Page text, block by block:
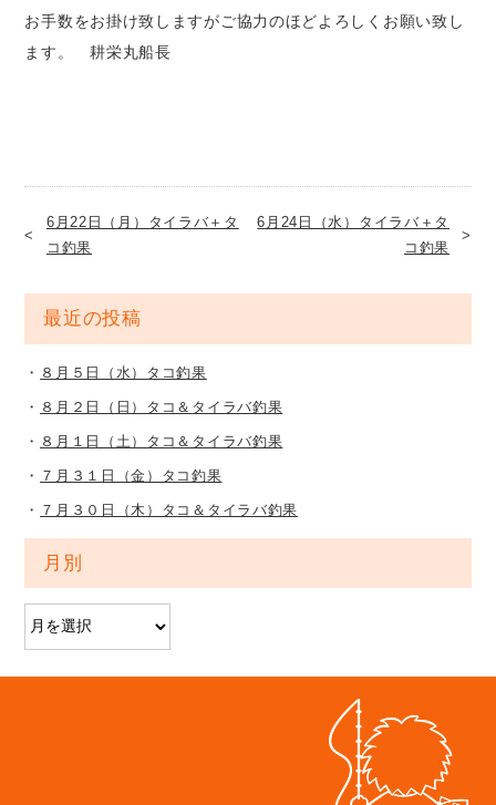
お手数をお掛け致しますがご協力のほどよろしくお願い致し
ます。 耕栄丸船長
6月22日（月）タイラバ＋タ
コ釣果
6月24日（水）タイラバ＋タ
コ釣果
最近の投稿
８月５日（水）タコ釣果
８月２日（日）タコ＆タイラバ釣果
８月１日（土）タコ＆タイラバ釣果
７月３１日（金）タコ釣果
７月３０日（木）タコ＆タイラバ釣果
月別